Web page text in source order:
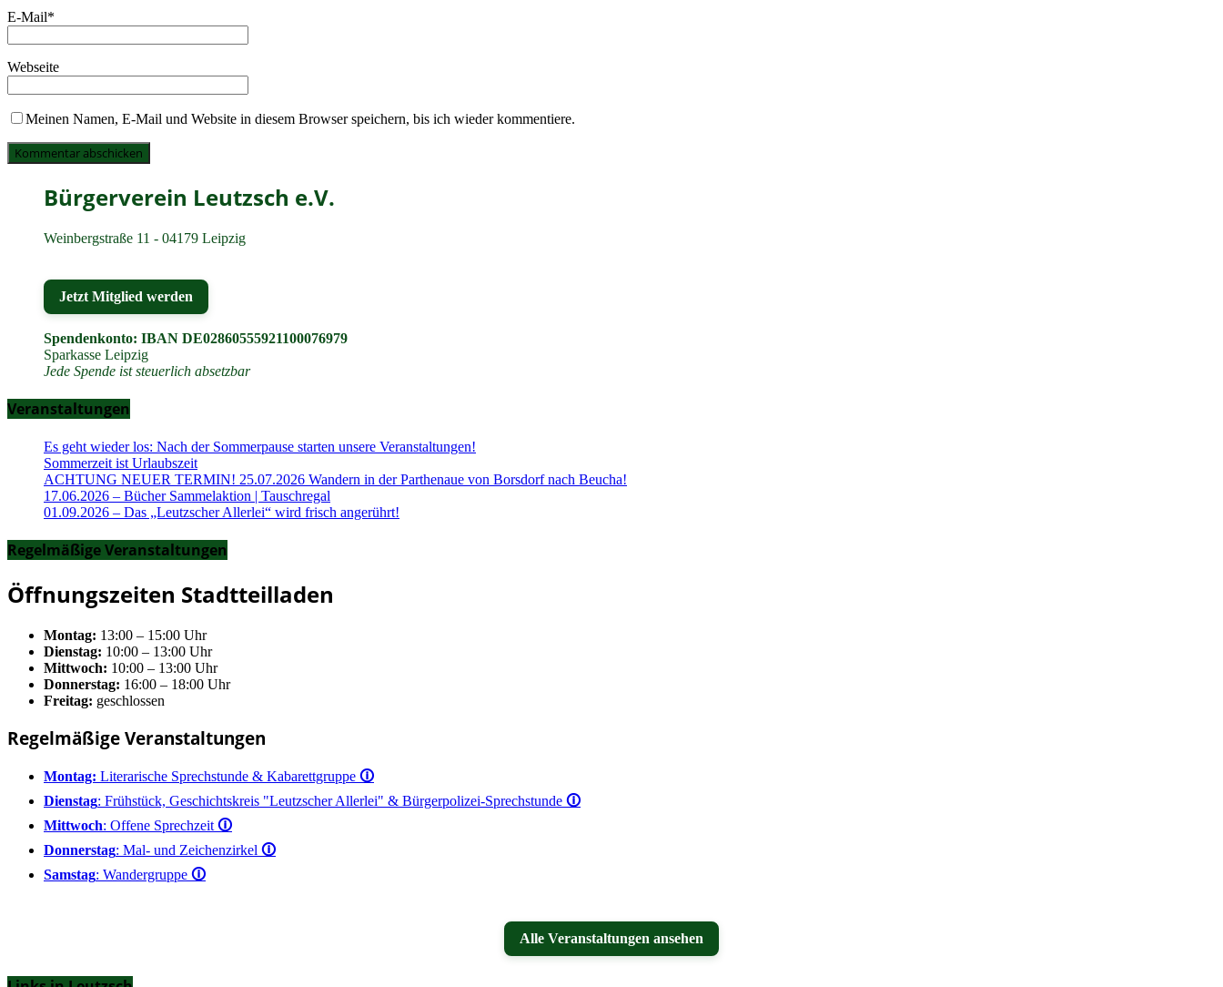
E-Mail*
Webseite
Meinen Namen, E-Mail und Website in diesem Browser speichern, bis ich wieder kommentiere.
Bürgerverein Leutzsch e.V.
Weinbergstraße 11 - 04179 Leipzig
Jetzt Mitglied werden
Spendenkonto: IBAN DE02860555921100076979
Sparkasse Leipzig
Jede Spende ist steuerlich absetzbar
Veranstaltungen
Es geht wieder los: Nach der Sommerpause starten unsere Veranstaltungen!
Sommerzeit ist Urlaubszeit
ACHTUNG NEUER TERMIN! 25.07.2026 Wandern in der Parthenaue von Borsdorf nach Beucha!
17.06.2026 – Bücher Sammelaktion | Tauschregal
01.09.2026 – Das „Leutzscher Allerlei“ wird frisch angerührt!
Regelmäßige Veranstaltungen
Öffnungszeiten Stadtteilladen
Montag: 13:00 – 15:00 Uhr
Dienstag: 10:00 – 13:00 Uhr
Mittwoch: 10:00 – 13:00 Uhr
Donnerstag: 16:00 – 18:00 Uhr
Freitag: geschlossen
Regelmäßige Veranstaltungen
Montag: Literarische Sprechstunde & Kabarettgruppe 🛈
Dienstag: Frühstück, Geschichtskreis "Leutzscher Allerlei" & Bürgerpolizei-Sprechstunde 🛈
Mittwoch: Offene Sprechzeit 🛈
Donnerstag: Mal- und Zeichenzirkel 🛈
Samstag: Wandergruppe 🛈
Alle Veranstaltungen ansehen